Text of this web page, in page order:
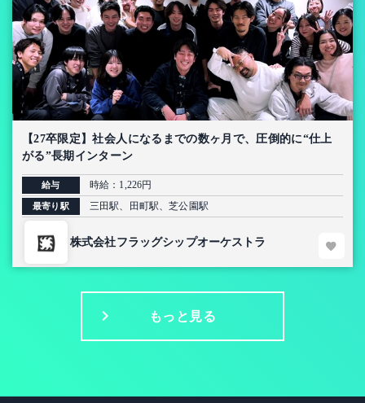
【27卒限定】社会人になるまでの数ヶ月で、圧倒的に“仕上
がる”長期インターン
給与 時給：1,226円
最寄り駅 三田駅、田町駅、芝公園駅
株式会社フラッグシップオーケストラ
もっと見る